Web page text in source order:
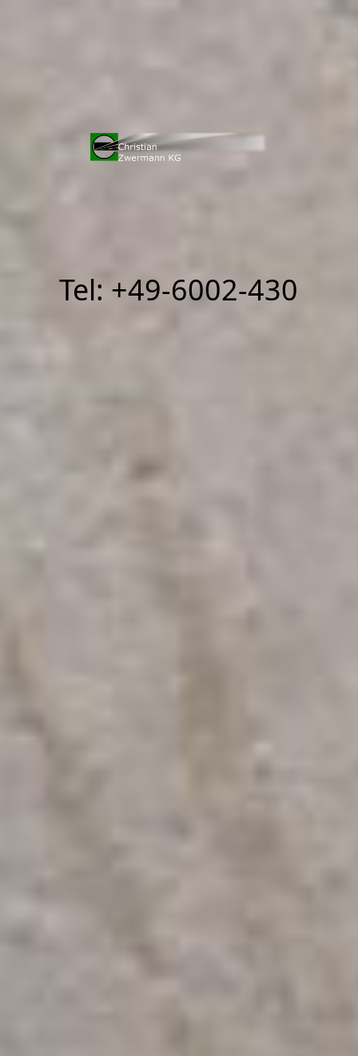
Tel: +49-6002-430